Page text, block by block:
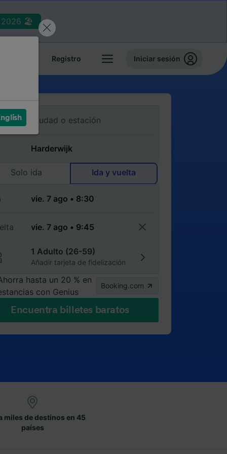
2026 🏖️
Registro Iniciar sesión
Solo ida Ida y vuelta
1 Adulto (26-59)
Añadir tarjeta de fidelización
hasta un 20 % en
con Genius
Booking.com
Encuentra billetes baratos
miles de destinos en 45
países